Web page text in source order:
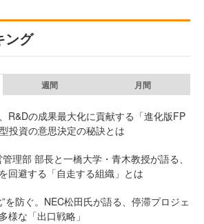
ング
週間 月間
R&Dの成果最大化に貢献する「進化版FP
投資の意思決定の秘訣とは
理部 部長と一橋大学・青木教授が語る、
回避する「自走する組織」とは
を防ぐ。NEC松田氏が語る、停滞プロジェ
様な「出口戦略」